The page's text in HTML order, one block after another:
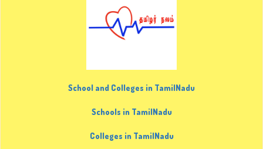
School and Colleges in TamilNadu
Schools in TamilNadu
Colleges in TamilNadu